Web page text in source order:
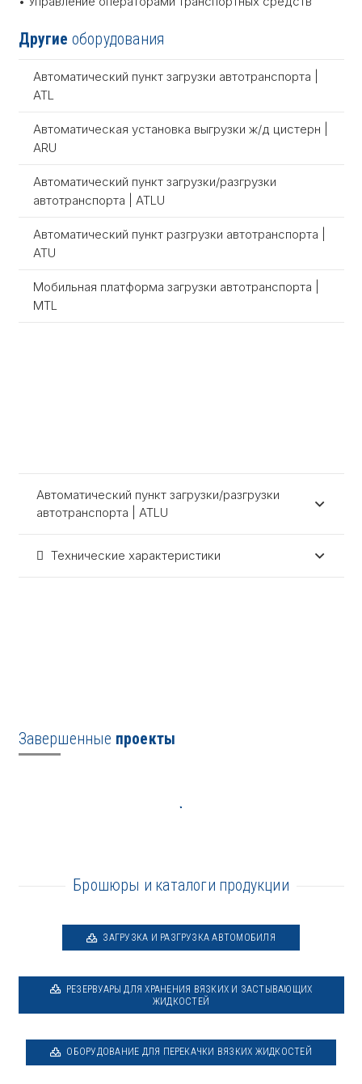
Другие оборудования
Автоматический пункт загрузки автотранспорта |
ATL
Автоматическая установка выгрузки ж/д цистерн |
ARU
Автоматический пункт загрузки/разгрузки
автотранспорта | ATLU
Автоматический пункт разгрузки автотранспорта |
ATU
Мобильная платформа загрузки автотранспорта |
MTL
Автоматический пункт загрузки/разгрузки
автотранспорта | ATLU
Технические характеристики
Завершенные проекты
Брошюры и каталоги продукции
ЗАГРУЗКА И РАЗГРУЗКА АВТОМОБИЛЯ
РЕЗЕРВУАРЫ ДЛЯ ХРАНЕНИЯ ВЯЗКИХ И ЗАСТЫВАЮЩИХ
ЖИДКОСТЕЙ
ОБОРУДОВАНИЕ ДЛЯ ПЕРЕКАЧКИ ВЯЗКИХ ЖИДКОСТЕЙ